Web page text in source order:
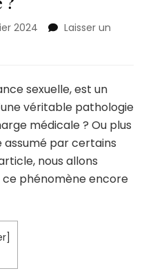
2024
Laisser un
sexuelle, est un
véritable pathologie
médicale ? Ou plus
assumé par certains
nous allons
phénomène encore
]